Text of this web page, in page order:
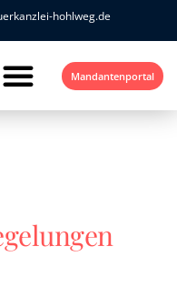
hohlweg.de
Mandantenportal